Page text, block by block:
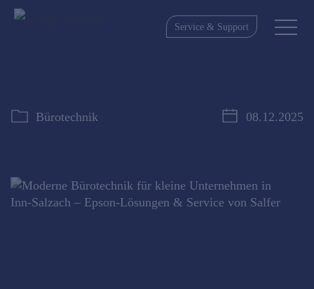
Service & Support
Bürotechnik 08.12.2025